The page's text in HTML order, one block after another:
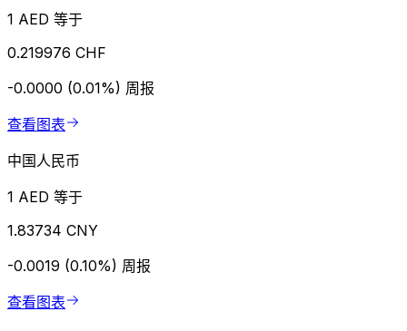
1 AED 等于
0.219976 CHF
-0.0000 (0.01%) 周报
查看图表
中国人民币
1 AED 等于
1.83734 CNY
-0.0019 (0.10%) 周报
查看图表